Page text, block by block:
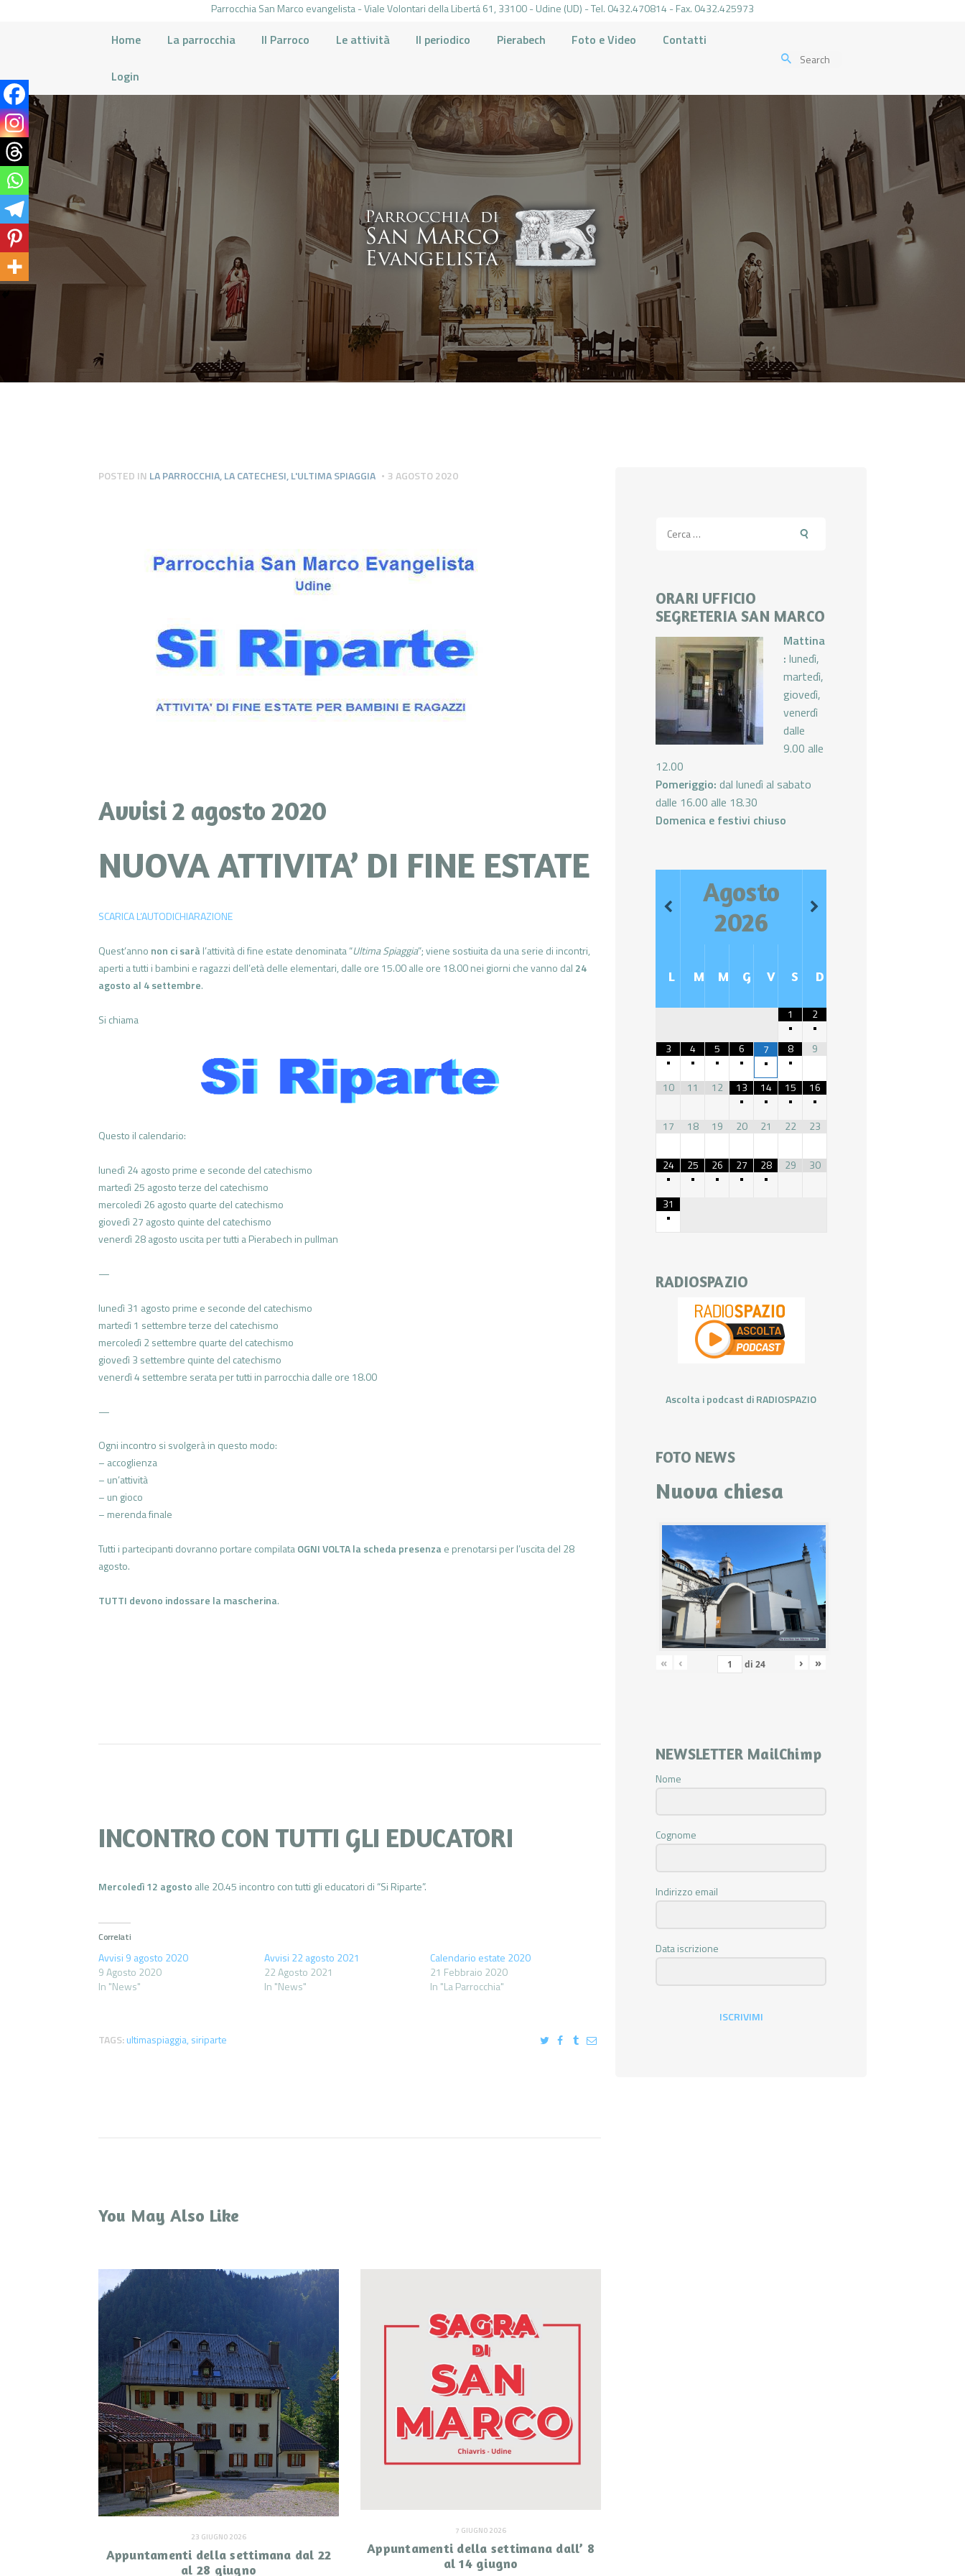
Parrocchia San Marco evangelista - Viale Volontari della Libertá 61, 33100 - Udine (UD) - Tel. 0432.470814 - Fax. 0432.425973
Home La parrocchia Il Parroco Le attività Il periodico Pierabech Foto e Video Contatti
Login
HOME
LA PARROCCHIA
IL PARROCO
LE ATTIVITÀ
IL PERIODICO
PIERABECH
FOTO E VIDEO
CONTATTI
POSTED IN LA PARROCCHIA,LA CATECHESI,L'ULTIMA SPIAGGIA 3 AGOSTO 2020
Avvisi 2 agosto 2020
NUOVA ATTIVITA’ DI FINE ESTATE
SCARICA L’AUTODICHIARAZIONE
Quest’anno non ci sarà l’attività di fine estate denominata “Ultima Spiaggia”; viene sostiuita da una serie di incontri,
aperti a tutti i bambini e ragazzi dell’età delle elementari, dalle ore 15.00 alle ore 18.00 nei giorni che vanno dal 24
agosto al 4 settembre.
Si chiama
Questo il calendario:
lunedì 24 agosto prime e seconde del catechismo
martedì 25 agosto terze del catechismo
mercoledì 26 agosto quarte del catechismo
giovedì 27 agosto quinte del catechismo
venerdì 28 agosto uscita per tutti a Pierabech in pullman
—
lunedì 31 agosto prime e seconde del catechismo
martedì 1 settembre terze del catechismo
mercoledì 2 settembre quarte del catechismo
giovedì 3 settembre quinte del catechismo
venerdì 4 settembre serata per tutti in parrocchia dalle ore 18.00
—
Ogni incontro si svolgerà in questo modo:
– accoglienza
– un’attività
– un gioco
– merenda finale
Tutti i partecipanti dovranno portare compilataOGNI VOLTA la scheda presenza e prenotarsi per l’uscita del 28
agosto.
TUTTI devono indossare la mascherina.
INCONTRO CON TUTTI GLI EDUCATORI
Mercoledì 12 agosto alle 20.45 incontro con tutti gli educatori di “Si Riparte”.
Correlati
Avvisi 9 agosto 2020
9 Agosto 2020
In "News"
Avvisi 22 agosto 2021
22 Agosto 2021
In "News"
Calendario estate 2020
21 Febbraio 2020
In "La Parrocchia"
TAGS:ultimaspiaggia, siriparte
You May Also Like
23 GIUGNO 2026
Appuntamenti della settimana dal 22
al 28 giugno
7 GIUGNO 2026
Appuntamenti della settimana dall’ 8
al 14 giugno
per:
ORARI UFFICIO
SEGRETERIA SAN MARCO
Mattina
: lunedì,
martedì,
giovedì,
venerdì
dalle
9.00 alle
12.00
Pomeriggio: dal lunedì al sabato
dalle 16.00 alle 18.30
Domenica e festivi chiuso
Agosto
2026
L M M G V S D
1
•
2
•
3
•
4
•
5
•
6
•
7
•
8
•
9
10 11 12
13
•
14
•
15
•
16
•
17
18 19 20 21 22 23
24
•
25
•
26
•
27
•
28
•
29 30
31
•
RADIOSPAZIO
Ascolta i podcast di RADIOSPAZIO
FOTO NEWS
Nuova chiesa
« ‹ di 24 › »
NEWSLETTER MailChimp
Nome
Cognome
Indirizzo email
Data iscrizione
ISCRIVIMI